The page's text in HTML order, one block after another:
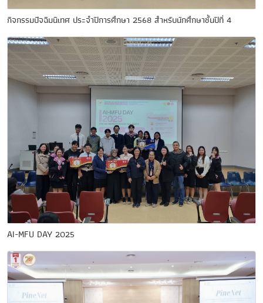
กิจกรรมปัจฉิมนิเทศ ประจำปีการศึกษา 2568 สำหรับนักศึกษาชั้นปีที่ 4
AI-MFU DAY 2025